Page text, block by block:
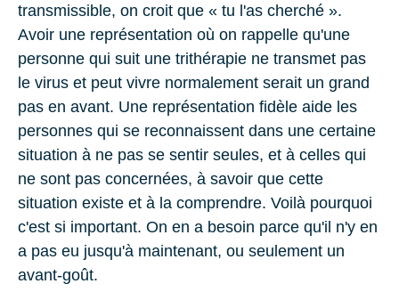
transmissible, on croit que « tu l'as cherché ».
Avoir une représentation où on rappelle qu'une
personne qui suit une trithérapie ne transmet pas
le virus et peut vivre normalement serait un grand
pas en avant. Une représentation fidèle aide les
personnes qui se reconnaissent dans une certaine
situation à ne pas se sentir seules, et à celles qui
ne sont pas concernées, à savoir que cette
situation existe et à la comprendre. Voilà pourquoi
c'est si important. On en a besoin parce qu'il n'y en
a pas eu jusqu'à maintenant, ou seulement un
avant-goût.